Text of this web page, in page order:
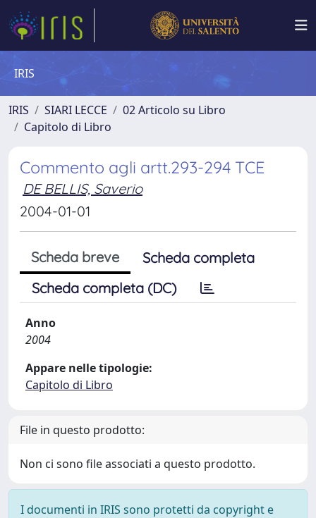
IRIS
IRIS SIARI LECCE
02 Articolo su Libro
Capitolo di Libro
Commento agli artt.293-294 TCE
DE BELLIS, Saverio
2004-01-01
Scheda breve
Scheda completa
Scheda completa (DC)
Anno
2004
Appare nelle tipologie:
Capitolo di Libro
File in questo prodotto:
Non ci sono file associati a questo prodotto.
I documenti in IRIS sono protetti da copyright e